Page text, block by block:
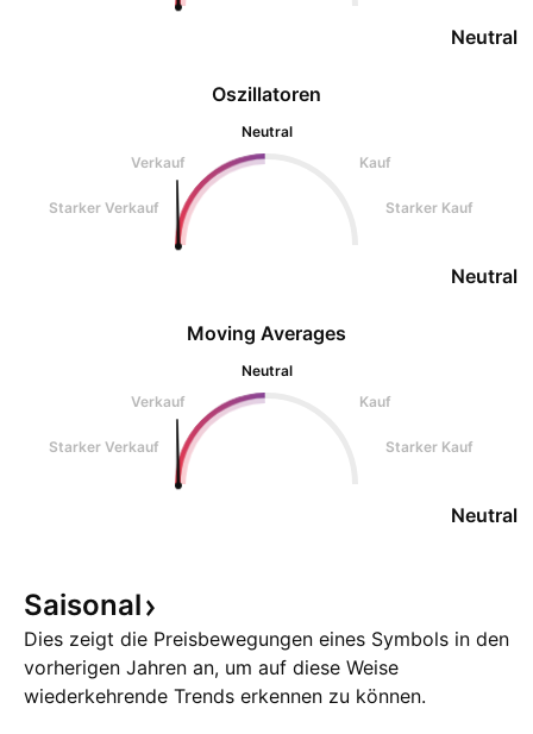
Oszillatoren
Neutral
Verkauf
Kauf
Starker Verkauf Starker Kauf
Neutral
Neutral
Moving Averages
Neutral
Verkauf
Kauf
Starker Verkauf Starker Kauf
Neutral
Saisonal
Dies zeigt die Preisbewegungen eines Symbols in den
vorherigen Jahren an, um auf diese Weise
wiederkehrende Trends erkennen zu können.